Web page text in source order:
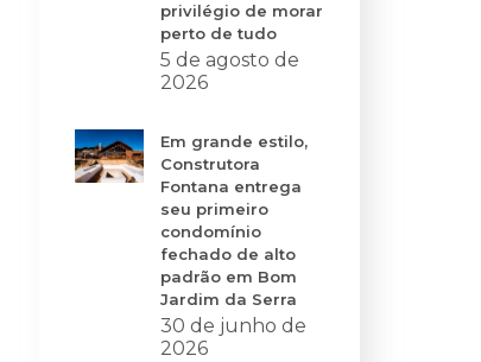
privilégio de morar
perto de tudo
5 de agosto de
2026
Em grande estilo,
Construtora
Fontana entrega
seu primeiro
condomínio
fechado de alto
padrão em Bom
Jardim da Serra
30 de junho de
2026